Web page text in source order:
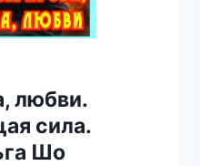
любви.
сила.
Шо